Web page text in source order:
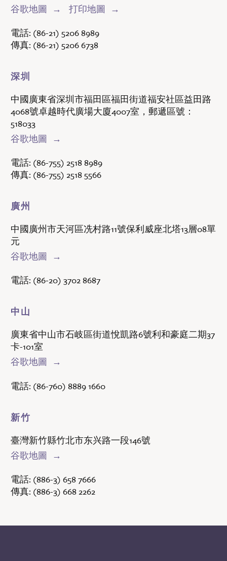
谷歌地圖
打印地圖
電話: (86-21) 5206 8989
傳真: (86-21) 5206 6738
深圳
中國廣東省深圳市福田區福田街道福安社區益田路
4068號卓越時代廣場大廈4007室，郵遞區號：
518033
谷歌地圖
電話: (86-755) 2518 8989
傳真: (86-755) 2518 5566
廣州
中國廣州市天河區冼村路11號保利威座北塔13層08單
元
谷歌地圖
電話: (86-20) 3702 8687
中山
廣東省中山市石岐區街道悅凱路6號利和豪庭二期37
卡-101室
谷歌地圖
電話: (86-760) 8889 1660
新竹
臺灣新竹縣竹北市东兴路一段146號
谷歌地圖
電話: (886-3) 658 7666
傳真: (886-3) 668 2262